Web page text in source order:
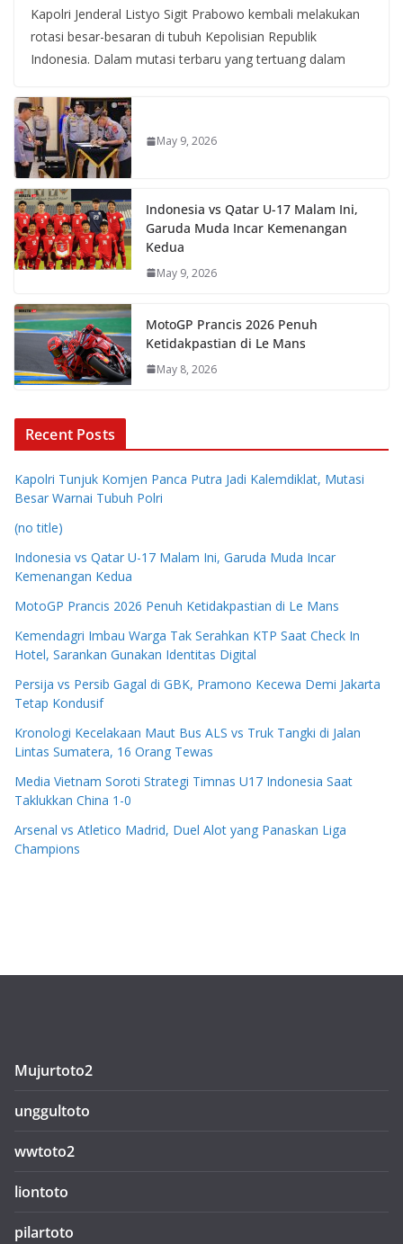
Kapolri Jenderal Listyo Sigit Prabowo kembali melakukan
rotasi besar-besaran di tubuh Kepolisian Republik
Indonesia. Dalam mutasi terbaru yang tertuang dalam
May 9, 2026
Indonesia vs Qatar U-17 Malam Ini,
Garuda Muda Incar Kemenangan
Kedua
May 9, 2026
MotoGP Prancis 2026 Penuh
Ketidakpastian di Le Mans
May 8, 2026
Recent Posts
Kapolri Tunjuk Komjen Panca Putra Jadi Kalemdiklat, Mutasi
Besar Warnai Tubuh Polri
(no title)
Indonesia vs Qatar U-17 Malam Ini, Garuda Muda Incar
Kemenangan Kedua
MotoGP Prancis 2026 Penuh Ketidakpastian di Le Mans
Kemendagri Imbau Warga Tak Serahkan KTP Saat Check In
Hotel, Sarankan Gunakan Identitas Digital
Persija vs Persib Gagal di GBK, Pramono Kecewa Demi Jakarta
Tetap Kondusif
Kronologi Kecelakaan Maut Bus ALS vs Truk Tangki di Jalan
Lintas Sumatera, 16 Orang Tewas
Media Vietnam Soroti Strategi Timnas U17 Indonesia Saat
Taklukkan China 1-0
Arsenal vs Atletico Madrid, Duel Alot yang Panaskan Liga
Champions
Mujurtoto2
unggultoto
wwtoto2
liontoto
pilartoto